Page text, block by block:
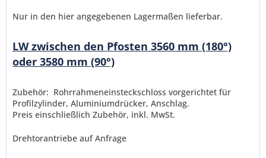
verstanden und stimme zu. *
Senden
Nur in den hier angegebenen Lagermaßen lieferbar.
LW zwischen den Pfosten 3560 mm (180°)
oder 3580 mm (90°)
Zubehör: Rohrrahmeneinsteckschloss vorgerichtet für
Profilzylinder, Aluminiumdrücker, Anschlag.
Preis einschließlich Zubehör, inkl. MwSt.
Drehtorantriebe auf Anfrage